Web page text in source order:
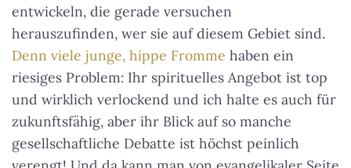
entwickeln, die gerade versuchen
herauszufinden, wer sie auf diesem Gebiet sind.
Denn viele junge, hippe Fromme haben ein
riesiges Problem: Ihr spirituelles Angebot ist top
und wirklich verlockend und ich halte es auch für
zukunftsfähig, aber ihr Blick auf so manche
gesellschaftliche Debatte ist höchst peinlich